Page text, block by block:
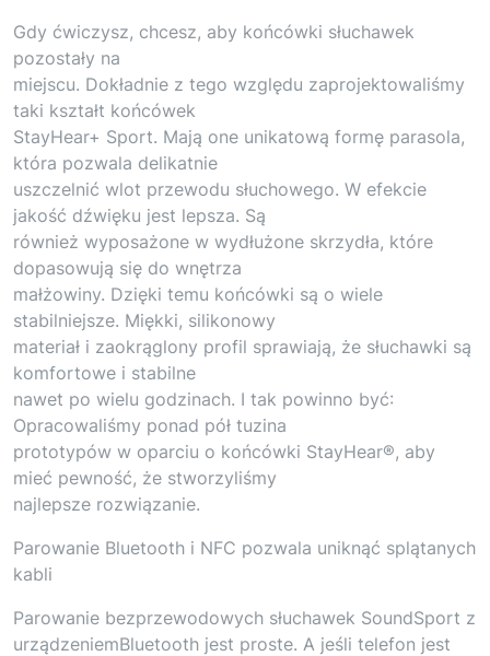
Gdy ćwiczysz, chcesz, aby końcówki słuchawek
pozostały na
miejscu. Dokładnie z tego względu zaprojektowaliśmy
taki kształt końcówek
StayHear+ Sport. Mają one unikatową formę parasola,
która pozwala delikatnie
uszczelnić wlot przewodu słuchowego. W efekcie
jakość dźwięku jest lepsza. Są
również wyposażone w wydłużone skrzydła, które
dopasowują się do wnętrza
małżowiny. Dzięki temu końcówki są o wiele
stabilniejsze. Miękki, silikonowy
materiał i zaokrąglony profil sprawiają, że słuchawki są
komfortowe i stabilne
nawet po wielu godzinach. I tak powinno być:
Opracowaliśmy ponad pół tuzina
prototypów w oparciu o końcówki StayHear®, aby
mieć pewność, że stworzyliśmy
najlepsze rozwiązanie.
Parowanie Bluetooth i NFC pozwala uniknąć splątanych
kabli
Parowanie bezprzewodowych słuchawek SoundSport z
urządzeniemBluetooth jest proste. A jeśli telefon jest